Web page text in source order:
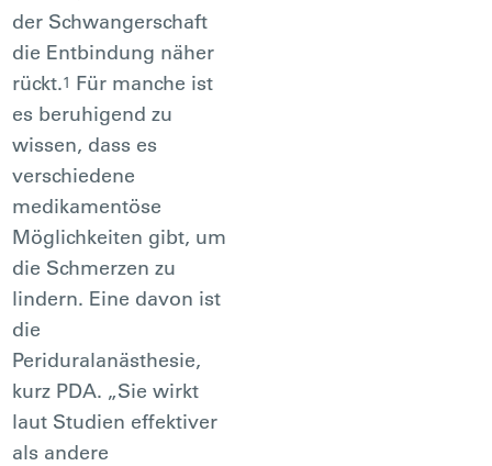
der Schwangerschaft
die Entbindung näher
rückt.1 Für manche ist
es beruhigend zu
wissen, dass es
verschiedene
medikamentöse
Möglichkeiten gibt, um
die Schmerzen zu
lindern. Eine davon ist
die
Periduralanästhesie,
kurz PDA. „Sie wirkt
laut Studien effektiver
als andere